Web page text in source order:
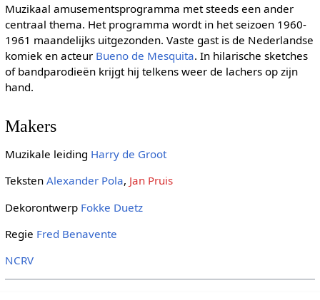
Muzikaal amusementsprogramma met steeds een ander
centraal thema. Het programma wordt in het seizoen 1960-
1961 maandelijks uitgezonden. Vaste gast is de Nederlandse
komiek en acteur Bueno de Mesquita. In hilarische sketches
of bandparodieën krijgt hij telkens weer de lachers op zijn
hand.
Makers
Muzikale leiding Harry de Groot
Teksten Alexander Pola, Jan Pruis
Dekorontwerp Fokke Duetz
Regie Fred Benavente
NCRV